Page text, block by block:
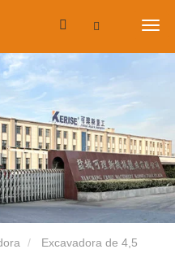
Excavadora de 4,5